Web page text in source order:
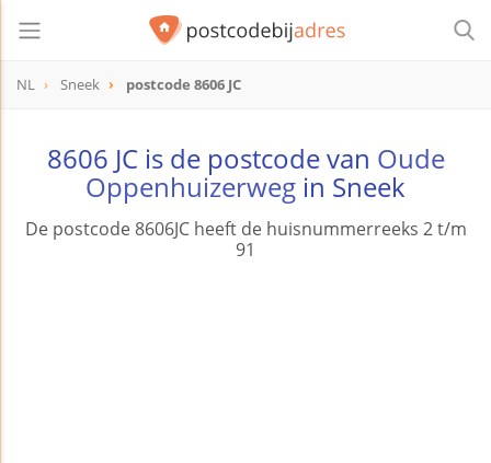
NL Sneek postcode 8606 JC
8606 JC is de postcode van Oude
Oppenhuizerweg in Sneek
De postcode 8606JC heeft de huisnummerreeks 2 t/m
91